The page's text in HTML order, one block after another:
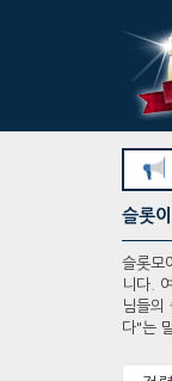
슬롯
슬롯모
니다.
님들의
다"는